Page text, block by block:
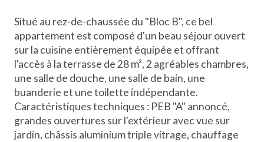
Situé au rez-de-chaussée du "Bloc B", ce bel
appartement est composé d'un beau séjour ouvert
sur la cuisine entièrement équipée et offrant
l'accès à la terrasse de 28 m², 2 agréables chambres,
une salle de douche, une salle de bain, une
buanderie et une toilette indépendante.
Caractéristiques techniques : PEB "A" annoncé,
grandes ouvertures sur l'extérieur avec vue sur
jardin, châssis aluminium triple vitrage, chauffage